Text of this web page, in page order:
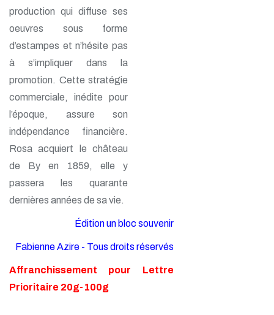
production qui diffuse ses
oeuvres sous forme
d’estampes et n’hésite pas
à s’impliquer dans la
promotion. Cette stratégie
commerciale, inédite pour
l’époque, assure son
indépendance financière.
Rosa acquiert le château
de By en 1859, elle y
passera les quarante
dernières années de sa vie.
Édition un bloc souvenir
Fabienne Azire - Tous droits réservés
Affranchissement pour Lettre
Prioritaire 20g-100g